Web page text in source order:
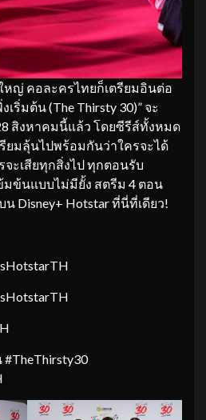
หญ่ คอละครไทยก็เตรียมอินต่อ
เริ่มต้น (The Thirsty 30)” จะ
สิงหาคมนี้แล้ว โดยซีรีส์ทั้งหมด
ยมลุ้นไปพร้อมกันว่าใครจะได้
ะเสียทุกสิ่งไป ทุกตอนรับ
ข้นแบบไม่มียั้ง สตรีม 4 ตอน
Disney+ Hotstar ที่นี่ที่เดียว!
#TheThirsty30